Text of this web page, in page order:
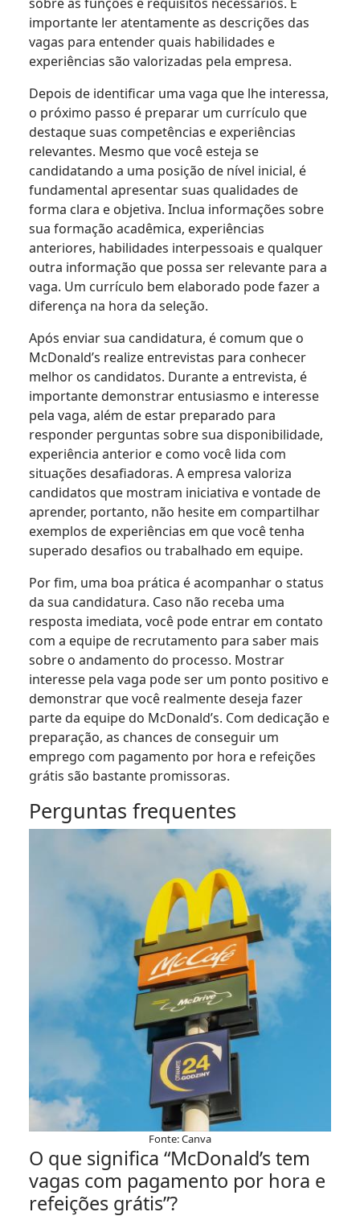
importante ler atentamente as descrições das
vagas para entender quais habilidades e
experiências são valorizadas pela empresa.
Depois de identificar uma vaga que lhe interessa,
o próximo passo é preparar um currículo que
destaque suas competências e experiências
relevantes. Mesmo que você esteja se
candidatando a uma posição de nível inicial, é
fundamental apresentar suas qualidades de
forma clara e objetiva. Inclua informações sobre
sua formação acadêmica, experiências
anteriores, habilidades interpessoais e qualquer
outra informação que possa ser relevante para a
vaga. Um currículo bem elaborado pode fazer a
diferença na hora da seleção.
Após enviar sua candidatura, é comum que o
McDonald’s realize entrevistas para conhecer
melhor os candidatos. Durante a entrevista, é
importante demonstrar entusiasmo e interesse
pela vaga, além de estar preparado para
responder perguntas sobre sua disponibilidade,
experiência anterior e como você lida com
situações desafiadoras. A empresa valoriza
candidatos que mostram iniciativa e vontade de
aprender, portanto, não hesite em compartilhar
exemplos de experiências em que você tenha
superado desafios ou trabalhado em equipe.
Por fim, uma boa prática é acompanhar o status
da sua candidatura. Caso não receba uma
resposta imediata, você pode entrar em contato
com a equipe de recrutamento para saber mais
sobre o andamento do processo. Mostrar
interesse pela vaga pode ser um ponto positivo e
demonstrar que você realmente deseja fazer
parte da equipe do McDonald’s. Com dedicação e
preparação, as chances de conseguir um
emprego com pagamento por hora e refeições
grátis são bastante promissoras.
Perguntas frequentes
Fonte: Canva
O que significa “McDonald’s tem
vagas com pagamento por hora e
refeições grátis”?